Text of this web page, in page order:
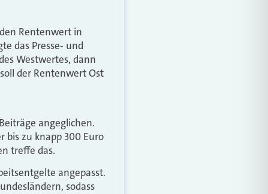
Rentenwert in
das Presse- und
Westwertes, dann
der Rentenwert Ost
angeglichen.
bis zu knapp 300 Euro
treffe das.
angepasst.
sodass